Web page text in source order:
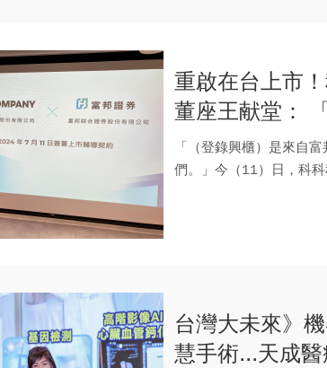
重啟在台上市
董座王献堂：
展的初衷」
「（登錄興櫃）是來自
們。」今（11）日，科
台灣大未來》
慧手術...天成